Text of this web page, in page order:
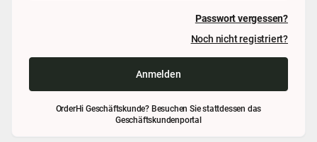
Passwort vergessen?
Noch nicht registriert?
Anmelden
OrderHi Geschäftskunde? Besuchen Sie stattdessen das
Geschäftskundenportal